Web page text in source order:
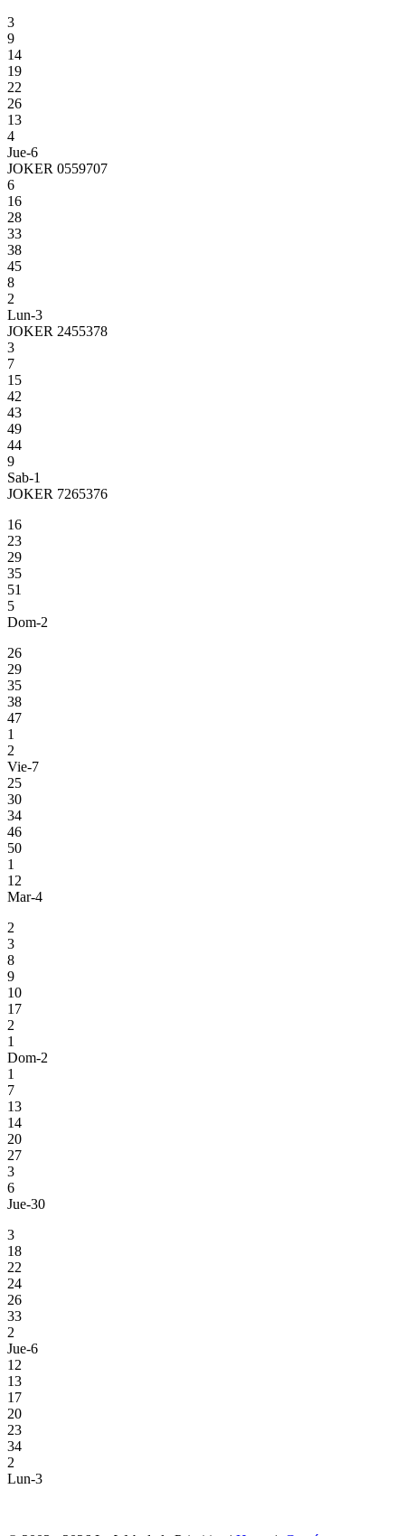
3
9
14
19
22
26
13
4
Jue-6
JOKER 0559707
6
16
28
33
38
45
8
2
Lun-3
JOKER 2455378
3
7
15
42
43
49
44
9
Sab-1
JOKER 7265376
16
23
29
35
51
5
Dom-2
26
29
35
38
47
1
2
Vie-7
25
30
34
46
50
1
12
Mar-4
2
3
8
9
10
17
2
1
Dom-2
1
7
13
14
20
27
3
6
Jue-30
3
18
22
24
26
33
2
Jue-6
12
13
17
20
23
34
2
Lun-3